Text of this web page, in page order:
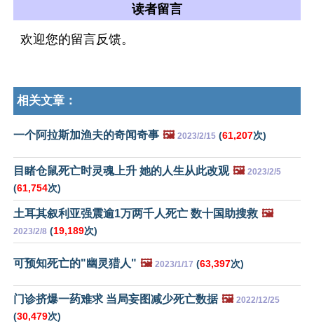
读者留言
欢迎您的留言反馈。
相关文章：
一个阿拉斯加渔夫的奇闻奇事 🖼️ 2023/2/15 (61,207次)
目睹仓鼠死亡时灵魂上升 她的人生从此改观 🖼️ 2023/2/5
(61,754次)
土耳其叙利亚强震逾1万两千人死亡 数十国助搜救 🖼️
2023/2/8 (19,189次)
可预知死亡的"幽灵猎人" 🖼️ 2023/1/17 (63,397次)
门诊挤爆一药难求 当局妄图减少死亡数据 🖼️ 2022/12/25
(30,479次)